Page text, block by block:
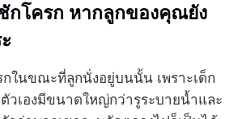
กโครก หากลูกของคุณยัง
ในขณะที่ลูกนั่งอยู่บนนั้น เพราะเด็ก
วเองมีขนาดใหญ่กว่ารูระบายน้ำและ